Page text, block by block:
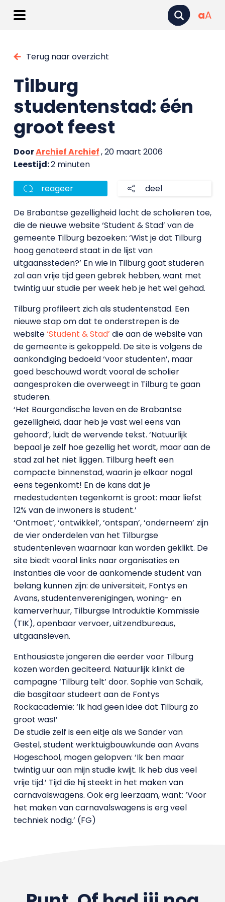
aA
Terug naar overzicht
Tilburg
studentenstad: één
groot feest
DoorArchief Archief, 20 maart 2006
Leestijd:2 minuten
reageer deel
De Brabantse gezelligheid lacht de scholieren toe,
die de nieuwe website ‘Student & Stad’ van de
gemeente Tilburg bezoeken: ‘Wist je dat Tilburg
hoog genoteerd staat in de lijst van
uitgaanssteden?’ En wie in Tilburg gaat studeren
zal aan vrije tijd geen gebrek hebben, want met
twintig uur studie per week heb je het wel gehad.
Tilburg profileert zich als studentenstad. Een
nieuwe stap om dat te onderstrepen is de
website‘Student & Stad’ die aan de website van
de gemeente is gekoppeld. De site is volgens de
aankondiging bedoeld ‘voor studenten’, maar
goed beschouwd wordt vooral de scholier
aangesproken die overweegt in Tilburg te gaan
studeren.
‘Het Bourgondische leven en de Brabantse
gezelligheid, daar heb je vast wel eens van
gehoord’, luidt de wervende tekst. ‘Natuurlijk
bepaal je zelf hoe gezellig het wordt, maar aan de
stad zal het niet liggen. Tilburg heeft een
compacte binnenstad, waarin je elkaar nogal
eens tegenkomt! En de kans dat je
medestudenten tegenkomt is groot: maar liefst
12% van de inwoners is student.’
‘Ontmoet’, ‘ontwikkel’, ‘ontspan’, ‘onderneem’ zijn
de vier onderdelen van het Tilburgse
studentenleven waarnaar kan worden geklikt. De
site biedt vooral links naar organisaties en
instanties die voor de aankomende student van
belang kunnen zijn: de universiteit, Fontys en
Avans, studentenverenigingen, woning- en
kamerverhuur, Tilburgse Introduktie Kommissie
(TIK), openbaar vervoer, uitzendbureaus,
uitgaansleven.
Enthousiaste jongeren die eerder voor Tilburg
kozen worden geciteerd. Natuurlijk klinkt de
campagne ‘Tilburg telt’ door. Sophie van Schaik,
die basgitaar studeert aan de Fontys
Rockacademie: ‘Ik had geen idee dat Tilburg zo
groot was!’
De studie zelf is een eitje als we Sander van
Gestel, student werktuigbouwkunde aan Avans
Hogeschool, mogen gelopven: ‘Ik ben maar
twintig uur aan mijn studie kwijt. Ik heb dus veel
vrije tijd.’ Tijd die hij steekt in het maken van
carnavalswagens. Ook erg leerzaam, want: ‘Voor
het maken van carnavalswagens is erg veel
techniek nodig.’ (FG)